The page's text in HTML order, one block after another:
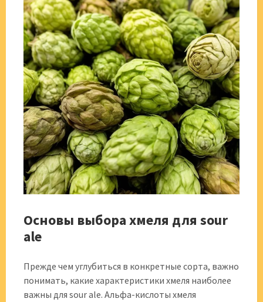
Основы выбора хмеля для sour
ale
Прежде чем углубиться в конкретные сорта, важно
понимать, какие характеристики хмеля наиболее
важны для sour ale. Альфа-кислоты хмеля